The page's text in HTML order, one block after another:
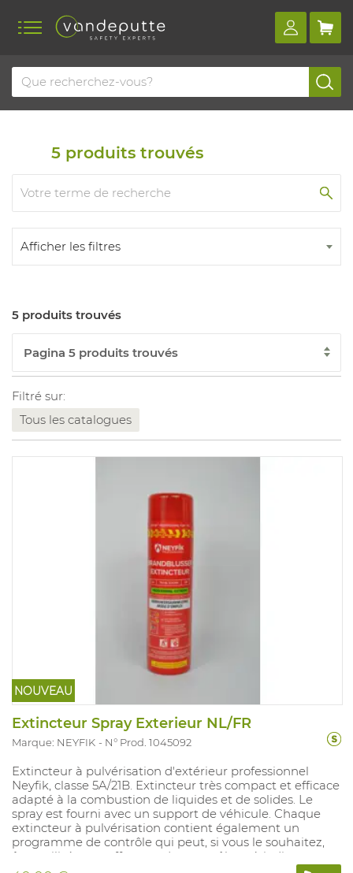
Home Produits
Premiers secours
Lutte contre les incendies
Extincteurs
5 produits trouvés
Afficher les filtres
5 produits trouvés
Filtré sur:
Tous les catalogues
NOUVEAU
Extincteur Spray Exterieur NL/FR
Marque: NEYFIK N° Prod. 1045092
Extincteur à pulvérisation d'extérieur professionnel
Neyfik, classe 5A/21B. Extincteur très compact et efficace
adapté à la combustion de liquides et de solides. Le
spray est fourni avec un support de véhicule. Chaque
extincteur à pulvérisation contient également un
programme de contrôle qui peut, si vous le souhaitez,
être utilisé pour effectuer des contrôles périodiques.
L'extincteur à pulvérisation ne nécessite aucun